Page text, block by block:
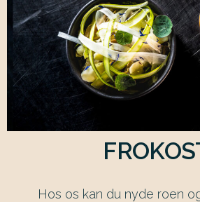
Hos os kan du nyde roen